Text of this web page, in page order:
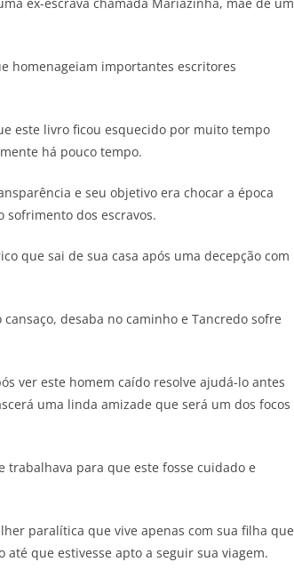
homenageiam importantes escritores
este livro ficou esquecido por muito tempo
há pouco tempo.
e seu objetivo era chocar a época
sofrimento dos escravos.
que sai de sua casa após uma decepção com
desaba no caminho e Tancredo sofre
ver este homem caído resolve ajudá-lo antes
uma linda amizade que será um dos focos
trabalhava para que este fosse cuidado e
paralítica que vive apenas com sua filha que
que estivesse apto a seguir sua viagem.